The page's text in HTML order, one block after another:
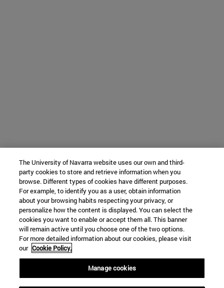
The University of Navarra website uses our own and third-
party cookies to store and retrieve information when you
browse. Different types of cookies have different purposes.
For example, to identify you as a user, obtain information
about your browsing habits respecting your privacy, or
personalize how the content is displayed. You can select the
cookies you want to enable or accept them all. This banner
will remain active until you choose one of the two options.
For more detailed information about our cookies, please visit
our Cookie Policy.
Manage cookies